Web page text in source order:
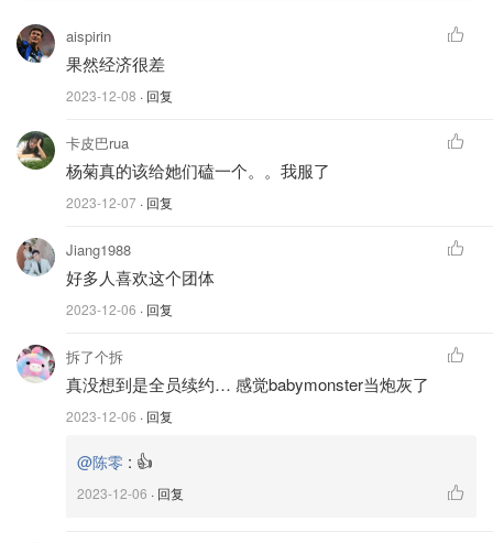
aispirin
果然经济很差
2023-12-08 · 回复
卡皮巴rua
杨菊真的该给她们磕一个。。我服了
2023-12-07 · 回复
Jiang1988
好多人喜欢这个团体
2023-12-06 · 回复
拆了个拆
真没想到是全员续约… 感觉babymonster当炮灰了
2023-12-06 · 回复
@陈零 : 👍
2023-12-06 · 回复